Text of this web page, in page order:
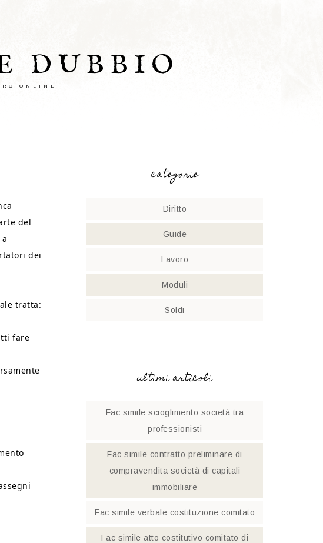
DUBBIO
ONLINE
del
dei
tratta:
fare
categorie
Diritto
Guide
Lavoro
Moduli
Soldi
ultimi articoli
Fac simile scioglimento società tra
professionisti​
Fac simile contratto preliminare di
compravendita società di capitali
immobiliare
Fac simile verbale costituzione comitato​
Fac simile atto costitutivo comitato di